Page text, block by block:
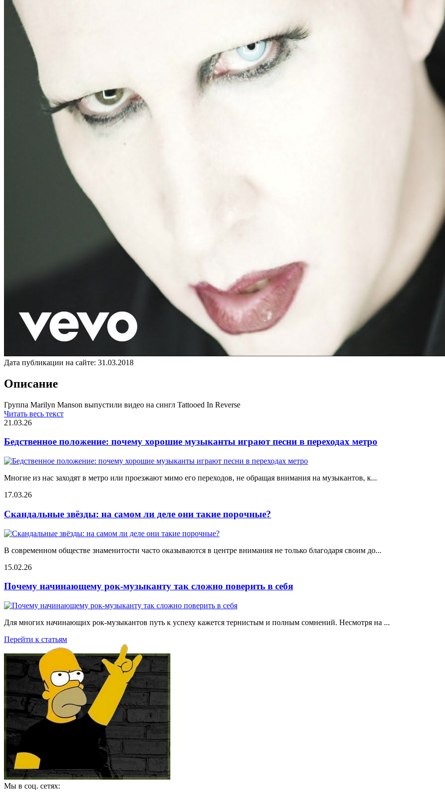
Дата публикации на сайте: 31.03.2018
Описание
Группа Marilyn Manson выпустили видео на сингл Tattooed In Reverse
Читать весь текст
21.03.26
Бедственное положение: почему хорошие музыканты играют песни в переходах метро
Многие из нас заходят в метро или проезжают мимо его переходов, не обращая внимания на музыкантов, к...
17.03.26
Скандальные звёзды: на самом ли деле они такие порочные?
В современном обществе знаменитости часто оказываются в центре внимания не только благодаря своим до...
15.02.26
Почему начинающему рок-музыканту так сложно поверить в себя
Для многих начинающих рок-музыкантов путь к успеху кажется тернистым и полным сомнений. Несмотря на ...
Перейти к статьям
Мы в соц. сетях: